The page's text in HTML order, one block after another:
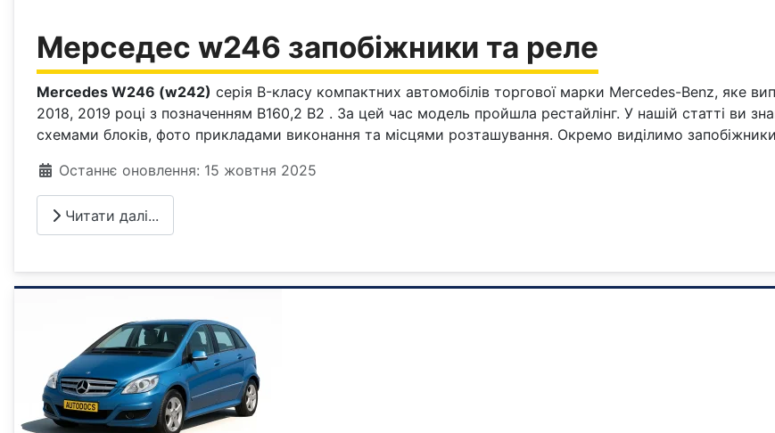
Мерседес w246 запобіжники та реле
Mercedes W246 (w242) серія B-класу компактних автомобілів торгової марки Mercedes-Benz, яке
2018, 2019 році з позначенням B160,2 B2 . За цей час модель пройшла рестайлінг. У нашій статті ви
схемами блоків, фото прикладами виконання та місцями розташування. Окремо виділимо
Деталі
Останнє оновлення: 15 жовтня 2025
Читати далі...